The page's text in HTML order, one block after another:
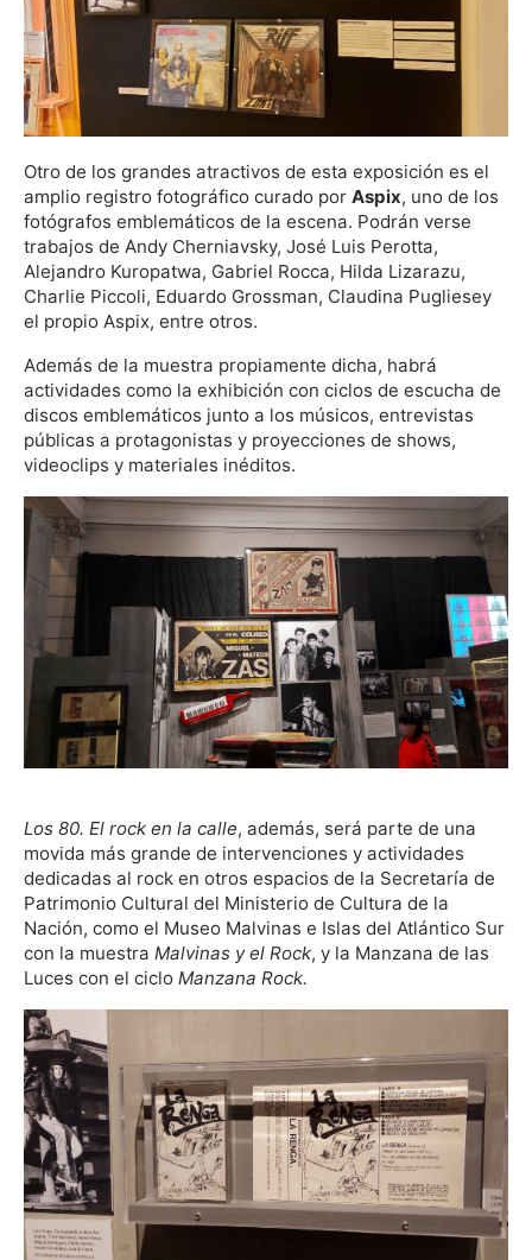
Otro de los grandes atractivos de esta exposición es el
amplio registro fotográfico curado por Aspix, uno de los
fotógrafos emblemáticos de la escena. Podrán verse
trabajos de Andy Cherniavsky, José Luis Perotta,
Alejandro Kuropatwa, Gabriel Rocca, Hilda Lizarazu,
Charlie Piccoli, Eduardo Grossman, Claudina Pugliesey
el propio Aspix, entre otros.
Además de la muestra propiamente dicha, habrá
actividades como la exhibición con ciclos de escucha de
discos emblemáticos junto a los músicos, entrevistas
públicas a protagonistas y proyecciones de shows,
videoclips y materiales inéditos.
Los 80. El rock en la calle, además, será parte de una
movida más grande de intervenciones y actividades
dedicadas al rock en otros espacios de la Secretaría de
Patrimonio Cultural del Ministerio de Cultura de la
Nación, como el Museo Malvinas e Islas del Atlántico Sur
con la muestra Malvinas y el Rock, y la Manzana de las
Luces con el ciclo Manzana Rock.